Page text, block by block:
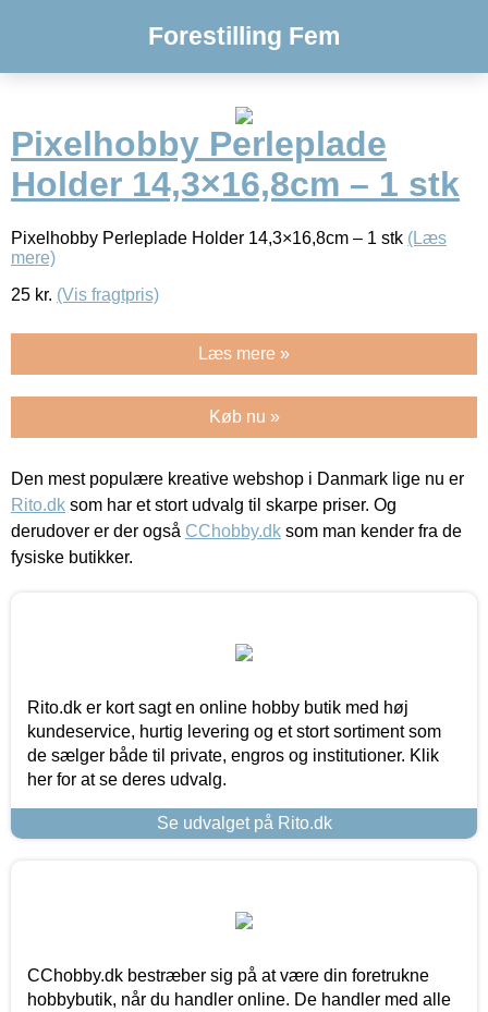
Forestilling Fem
Pixelhobby Perleplade
Holder 14,3×16,8cm – 1 stk
Pixelhobby Perleplade Holder 14,3×16,8cm – 1 stk (Læs
mere)
25 kr. (Vis fragtpris)
Læs mere »
Køb nu »
Den mest populære kreative webshop i Danmark lige nu er
Rito.dk som har et stort udvalg til skarpe priser. Og
derudover er der også CChobby.dk som man kender fra de
fysiske butikker.
Rito.dk er kort sagt en online hobby butik med høj
kundeservice, hurtig levering og et stort sortiment som
de sælger både til private, engros og institutioner. Klik
her for at se deres udvalg.
Se udvalget på Rito.dk
CChobby.dk bestræber sig på at være din foretrukne
hobbybutik, når du handler online. De handler med alle